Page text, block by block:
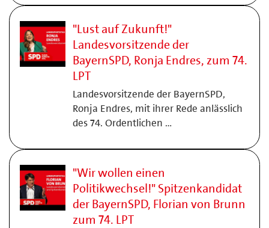
"Lust auf Zukunft!"
Landesvorsitzende der
BayernSPD, Ronja Endres, zum 74.
LPT
Landesvorsitzende der BayernSPD,
Ronja Endres, mit ihrer Rede anlässlich
des 74. Ordentlichen …
"Wir wollen einen
Politikwechsel!" Spitzenkandidat
der BayernSPD, Florian von Brunn
zum 74. LPT